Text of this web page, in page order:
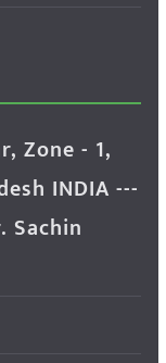
Zone - 1,
INDIA ---
Sachin